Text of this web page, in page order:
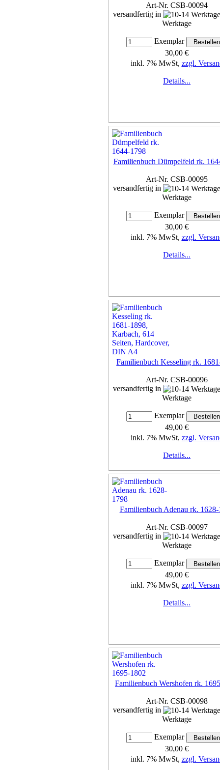
Art-Nr. CSB-00094
versandfertig in
Werktage
Exemplar
30,00 €
inkl. 7% MwSt, zzgl.
Details...
Familienbuch Dümpelfeld rk.
Art-Nr. CSB-00095
versandfertig in
Werktage
Exemplar
30,00 €
inkl. 7% MwSt, zzgl.
Details...
Familienbuch Kesseling rk.
Art-Nr. CSB-00096
versandfertig in
Werktage
Exemplar
49,00 €
inkl. 7% MwSt, zzgl.
Details...
Familienbuch Adenau rk. 1628-
Art-Nr. CSB-00097
versandfertig in
Werktage
Exemplar
49,00 €
inkl. 7% MwSt, zzgl.
Details...
Familienbuch Wershofen rk.
Art-Nr. CSB-00098
versandfertig in
Werktage
Exemplar
30,00 €
inkl. 7% MwSt, zzgl.